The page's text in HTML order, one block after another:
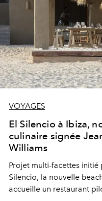
VOYAGES
El Silencio à Ibiza,
culinaire signée
Williams
Projet multi-facettes
Silencio, la nouvelle
accueille un restaurant